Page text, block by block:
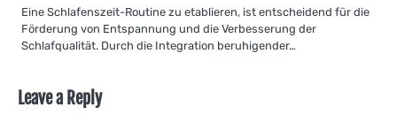
Eine Schlafenszeit-Routine zu etablieren, ist entscheidend für die
Förderung von Entspannung und die Verbesserung der
Schlafqualität. Durch die Integration beruhigender…
Leave a Reply